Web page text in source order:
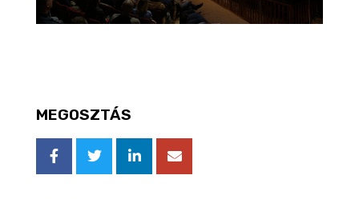
MEGOSZTÁS